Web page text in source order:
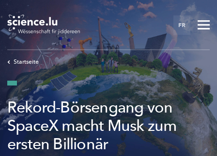
Skip
to
main
content
FR
Startseite
Rekord-Börsengang von
SpaceX macht Musk zum
ersten Billionär